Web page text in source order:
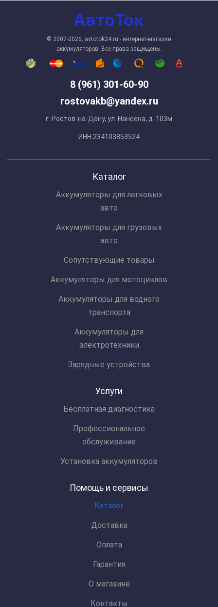
8 (961) 301-60-90
rostovakb@yandex.ru
г. Ростов-на-Дону, ул. Нансена, д. 103м
ИНН 234103853524
© 2007-2026, avtotok24.ru - интернет-магазин
аккумуляторов. Все права защищены.
Каталог
Аккумуляторы для легковых
авто
Аккумуляторы для грузовых
авто
Сопутствующие товары
Аккумуляторы для мотоциклов
Аккумуляторы для водного
транспорта
Аккумуляторы для
электротехники
Зарядные устройства
Услуги
Бесплатная диагностика
Профессиональное
обслуживание
Установка аккумуляторов
Помощь и сервисы
Каталог
Доставка
Оплата
Гарантия
О магазине
Контакты